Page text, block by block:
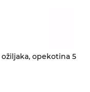
opekotina 5